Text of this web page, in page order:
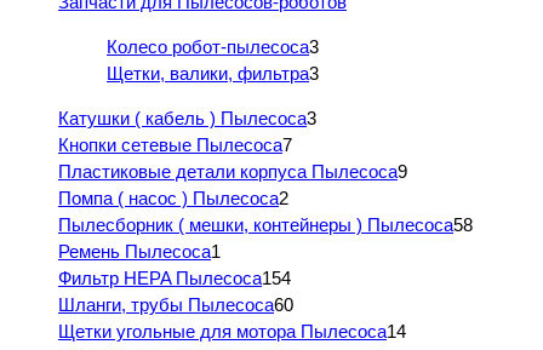
Колесо робот-пылесоса3
Щетки, валики, фильтра3
Катушки ( кабель ) Пылесоса3
Кнопки сетевые Пылесоса7
Пластиковые детали корпуса Пылесоса9
Помпа ( насос ) Пылесоса2
Пылесборник ( мешки, контейнеры ) Пылесоса58
Ремень Пылесоса1
Фильтр HEPA Пылесоса154
Шланги, трубы Пылесоса60
Щетки угольные для мотора Пылесоса14